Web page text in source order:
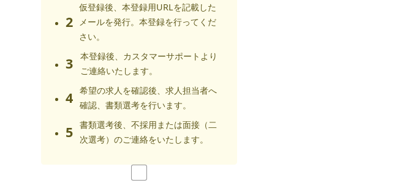
2
仮登録後、本登録用URLを記載した
メールを発行。本登録を行ってくだ
さい。
3
本登録後、カスタマーサポートより
ご連絡いたします。
4 希望の求人を確認後、求人担当者へ
確認、書類選考を行います。
5 書類選考後、不採用または面接（二
次選考）のご連絡をいたします。